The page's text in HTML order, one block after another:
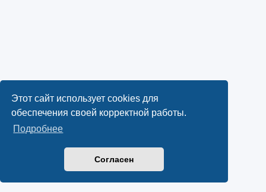
Этот сайт использует cookies для
обеспечения своей корректной работы.
Подробнее
Согласен